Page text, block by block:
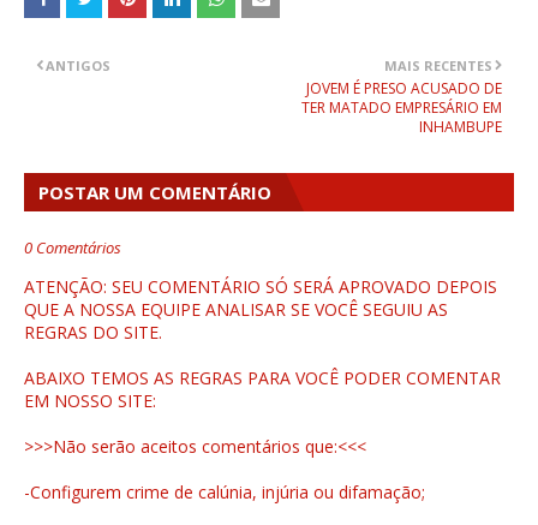
MAIS RECENTES
JOVEM É PRESO ACUSADO DE
TER MATADO EMPRESÁRIO EM
INHAMBUPE
ANTIGOS
POSTAR UM COMENTÁRIO
0 Comentários
ATENÇÃO: SEU COMENTÁRIO SÓ SERÁ APROVADO DEPOIS
QUE A NOSSA EQUIPE ANALISAR SE VOCÊ SEGUIU AS
REGRAS DO SITE.
ABAIXO TEMOS AS REGRAS PARA VOCÊ PODER COMENTAR
EM NOSSO SITE:
>>>Não serão aceitos comentários que:<<<
-Configurem crime de calúnia, injúria ou difamação;